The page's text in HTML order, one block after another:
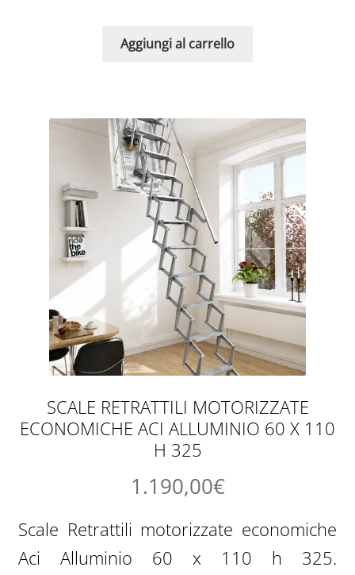
Aggiungi al carrello
SCALE RETRATTILI MOTORIZZATE
ECONOMICHE ACI ALLUMINIO 60 X 110
H 325
1.190,00€
Scale Retrattili motorizzate economiche
Aci Alluminio 60 x 110 h 325.